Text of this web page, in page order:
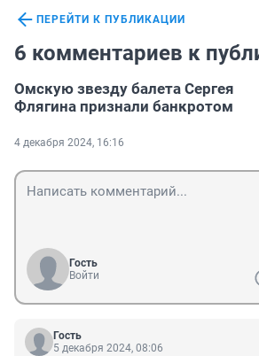
ПЕРЕЙТИ К ПУБЛИКАЦИИ
6 комментариев к
Омскую звезду балета Сергея
Флягина признали банкротом
4 декабря 2024, 16:16
Гость
Войти
Гость
5 декабря 2024, 08:06